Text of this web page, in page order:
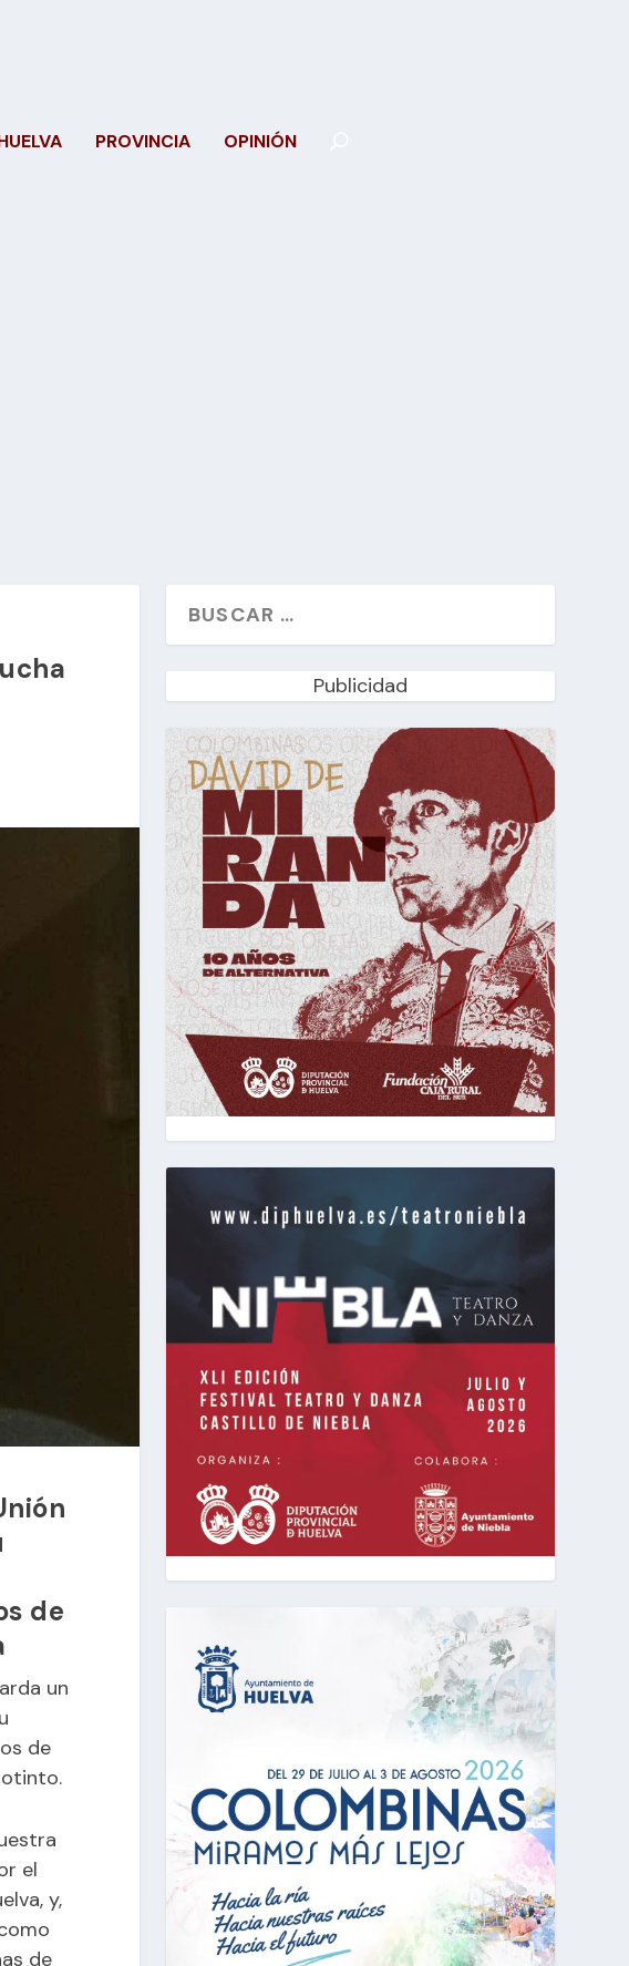
PROVINCIA OPINIÓN
de
un
de
el
y,
de
Publicidad